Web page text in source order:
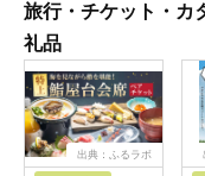
旅行・チケット・カ
礼品
出典：ふるラボ